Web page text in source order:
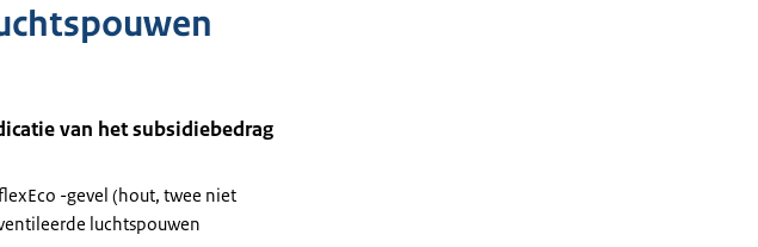
van het subsidiebedrag
-gevel (hout, twee niet
luchtspouwen